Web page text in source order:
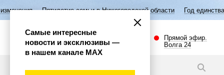
семьи в Нижегородской области Год единства народов России
Прямой эфир.
Волга 24
Самые интересные
новости и эксклюзивы —
в нашем канале МАХ